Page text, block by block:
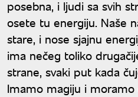
posebna, i ljudi sa svih
osete tu energiju. Naše
stare, i nose sjajnu
ima nečeg toliko
strane, svaki put kada
Imamo magiju i